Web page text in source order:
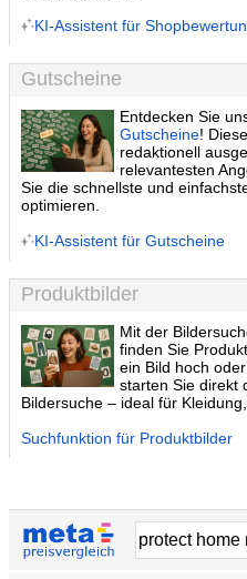
KI-Assistent für
Gutscheine
Entdecken Sie
Gutscheine!
redaktionell
relevantesten
Sie die schnellste und
optimieren.
KI-Assistent für Gutscheine
Produktbilder
Mit der
finden Sie
ein Bild hoch
starten Sie direkt
Bildersuche – ideal für
Suchfunktion für Produktbilder